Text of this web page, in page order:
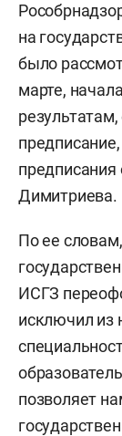
на
было
марте,
предписания
Димитриева.
По ее
ИСГЗ
исключил из
позволяет